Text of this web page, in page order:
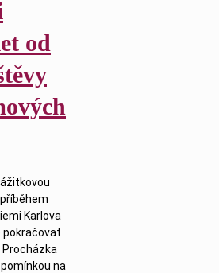
od
Karlova
pokračovat
Procházka
na